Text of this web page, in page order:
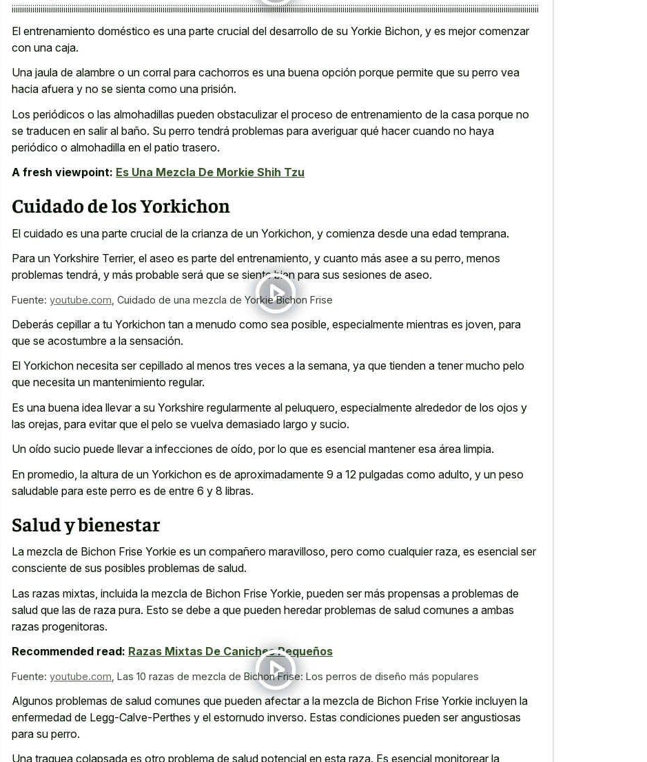
¡¡¡¡¡¡¡¡¡¡¡¡¡¡¡¡¡¡¡¡¡¡¡¡¡¡¡¡¡¡¡¡¡¡¡¡¡¡¡¡¡¡¡¡¡¡¡¡¡¡¡¡¡¡¡¡¡¡¡¡¡¡¡¡¡¡¡¡¡¡¡¡¡¡¡¡¡¡¡¡¡¡¡¡¡¡¡¡¡¡¡¡¡¡¡¡¡¡¡¡¡¡¡¡¡¡¡¡¡¡¡¡¡¡¡¡¡¡¡¡¡¡¡¡¡¡¡¡¡¡¡¡¡¡¡¡¡¡¡¡¡¡¡¡¡¡¡¡¡¡¡¡¡¡¡¡¡¡¡¡¡¡¡¡¡¡¡¡¡¡¡¡¡¡¡¡¡¡¡¡¡¡¡¡¡¡¡¡¡¡¡¡¡¡¡¡¡¡¡¡¡¡¡¡¡¡¡¡¡¡¡¡¡¡¡¡¡¡¡¡¡¡¡¡¡¡¡¡¡¡¡¡¡¡¡¡¡¡¡¡¡¡¡¡¡¡¡¡¡¡¡¡¡¡¡
El entrenamiento doméstico es una parte crucial del desarrollo de su Yorkie Bichon, y es mejor comenzar
con una caja.
Una jaula de alambre o un corral para cachorros es una buena opción porque permite que su perro vea
hacia afuera y no se sienta como una prisión.
Los periódicos o las almohadillas pueden obstaculizar el proceso de entrenamiento de la casa porque no
se traducen en salir al baño. Su perro tendrá problemas para averiguar qué hacer cuando no haya
periódico o almohadilla en el patio trasero.
A fresh viewpoint: Es Una Mezcla De Morkie Shih Tzu
Cuidado de los Yorkichon
El cuidado es una parte crucial de la crianza de un Yorkichon, y comienza desde una edad temprana.
Para un Yorkshire Terrier, el aseo es parte del entrenamiento, y cuanto más asee a su perro, menos
problemas tendrá, y más probable será que se siente bien para sus sesiones de aseo.
Fuente: youtube.com Cuidado de una mezcla de Yorkie Bichon Frise
Deberás cepillar a tu Yorkichon tan a menudo como sea posible, especialmente mientras es joven, para
que se acostumbre a la sensación.
El Yorkichon necesita ser cepillado al menos tres veces a la semana, ya que tienden a tener mucho pelo
que necesita un mantenimiento regular.
Es una buena idea llevar a su Yorkshire regularmente al peluquero, especialmente alrededor de los ojos y
las orejas, para evitar que el pelo se vuelva demasiado largo y sucio.
Un oído sucio puede llevar a infecciones de oído, por lo que es esencial mantener esa área limpia.
En promedio, la altura de un Yorkichon es de aproximadamente 9 a 12 pulgadas como adulto, y un peso
saludable para este perro es de entre 6 y 8 libras.
Salud y bienestar
La mezcla de Bichon Frise Yorkie es un compañero maravilloso, pero como cualquier raza, es esencial ser
consciente de sus posibles problemas de salud.
Las razas mixtas, incluida la mezcla de Bichon Frise Yorkie, pueden ser más propensas a problemas de
salud que las de raza pura. Esto se debe a que pueden heredar problemas de salud comunes a ambas
razas progenitoras.
Recommended read: Razas Mixtas De Caniches Pequeños
Fuente: youtube.com Las 10 razas de mezcla de Bichon Frise: Los perros de diseño más populares
Algunos problemas de salud comunes que pueden afectar a la mezcla de Bichon Frise Yorkie incluyen la
enfermedad de Legg-Calve-Perthes y el estornudo inverso. Estas condiciones pueden ser angustiosas
para su perro.
Una traquea colapsada es otro problema de salud potencial en esta raza. Es esencial monitorear la